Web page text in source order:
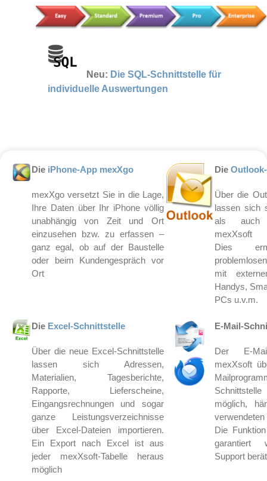
Neu: Die SQL-Schnittstelle für
individuelle Auswertungen
Die iPhone-App mexXgo
mexXgo versetzt Sie in die Lage,
Ihre Daten über Ihr iPhone völlig
unabhängig von Zeit und Ort
einzusehen bzw. zu erfassen –
ganz egal, ob auf der Baustelle
oder beim Kundengespräch vor
Ort
Die
Über die
lassen sich
als auch
mexXsoft
Dies
mit
Handys,
PCs u.v.m.
Die Excel-Schnittstelle
Über die neue Excel-Schnittstelle
lassen sich Adressen,
Materialien, Tagesberichte,
Rapporte, Lieferscheine,
Eingangsrechnungen und sogar
ganze Leistungsverzeichnisse
über Excel-Dateien importieren.
Ein Export nach Excel ist aus
jeder mexXsoft-Tabelle heraus
möglich
E-Mail-
Der E-
mexXsoft
möglich,
Die
garantiert
Support